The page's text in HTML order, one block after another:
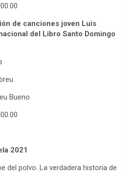
de canciones joven Luis
del Libro Santo Domingo
Bueno
2021
del polvo. La verdadera historia de